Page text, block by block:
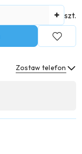
szt.
Zostaw telefon